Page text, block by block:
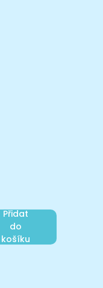
Přidat
do
košíku